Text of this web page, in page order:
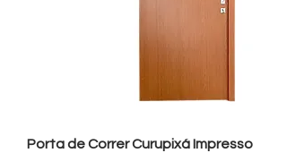
Porta de Correr Curupixá Impresso